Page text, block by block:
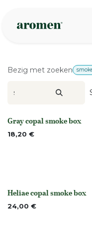
Bezig met zoeken
Niet op voorraad
Gray copal smoke box
18,20 €
Niet op voorraad
Heliae copal smoke box
24,00 €